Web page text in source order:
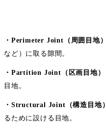
・Perimeter Joint（周囲目地）
など）に取る隙間。
・Partition Joint（区画目地）
目地。
・Structural Joint（構造目地）
るために設ける目地。